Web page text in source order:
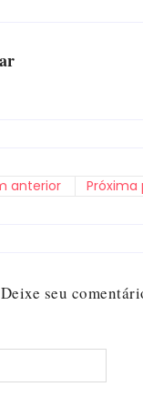
anterior
Deixe seu